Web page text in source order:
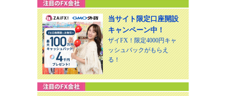
当サイト限定口座開設
キャンペーン中！
ザイFX！限定4000円キャ
ッシュバックがもらえ
る！